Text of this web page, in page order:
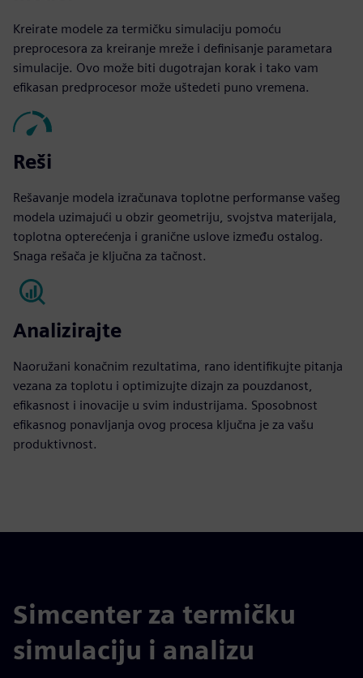
Kreirate modele za termičku simulaciju pomoću
preprocesora za kreiranje mreže i definisanje parametara
simulacije. Ovo može biti dugotrajan korak i tako vam
efikasan predprocesor može uštedeti puno vremena.
Reši
Rešavanje modela izračunava toplotne performanse vašeg
modela uzimajući u obzir geometriju, svojstva materijala,
toplotna opterećenja i granične uslove između ostalog.
Snaga rešača je ključna za tačnost.
Analizirajte
Naoružani konačnim rezultatima, rano identifikujte pitanja
vezana za toplotu i optimizujte dizajn za pouzdanost,
efikasnost i inovacije u svim industrijama. Sposobnost
efikasnog ponavljanja ovog procesa ključna je za vašu
produktivnost.
Simcenter za termičku
simulaciju i analizu